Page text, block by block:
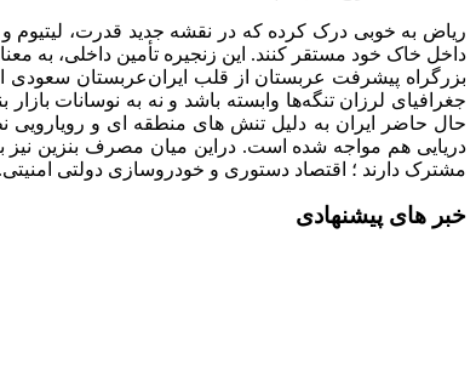
ریاض به خوبی درک کرده که در نقشه جدید قدرت، لیتیوم
داخل خاک خود مستقر کنند. این زنجیره تأمین داخلی، به
بزرگراه پیشرفت عربستان از قلب ایرانعربستان سعودی
جغرافیای لرزان تنگه‌ها وابسته باشد و نه به نوسانات
حال حاضر ایران به دلیل تنش های منطقه ای و رویارویی
مشترک دارند ؛ اقتصاد دستوری و خودروسازی دولتی امنیتی.
خبر های پیشنهادی